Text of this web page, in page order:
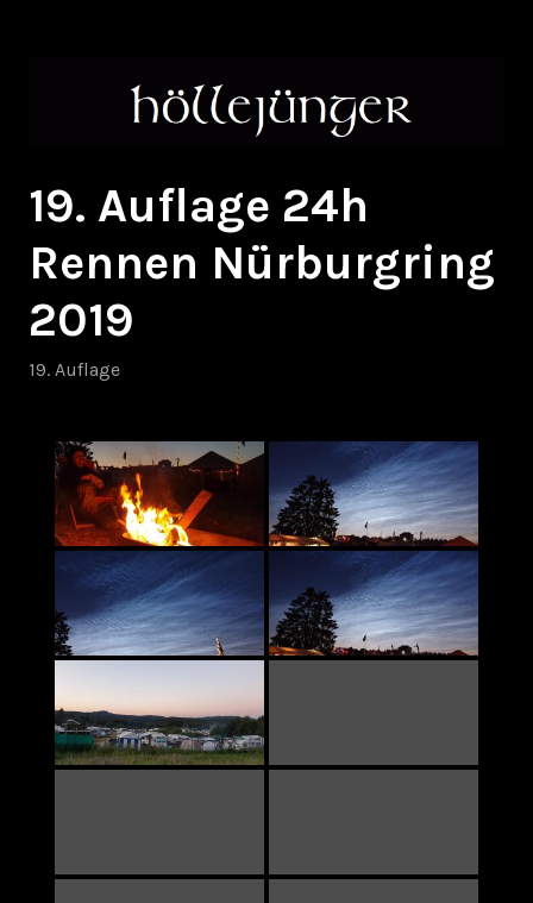
19. Auflage 24h
Rennen Nürburgring
2019
19. Auflage